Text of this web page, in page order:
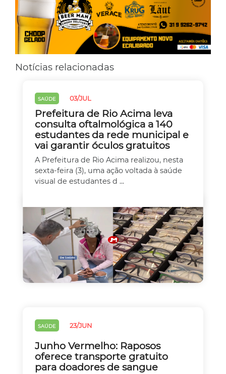
Notícias relacionadas
SAÚDE 03/JUL
Prefeitura de Rio Acima leva
consulta oftalmológica a 140
estudantes da rede municipal e
vai garantir óculos gratuitos
A Prefeitura de Rio Acima realizou, nesta
sexta-feira (3), uma ação voltada à saúde
visual de estudantes d ...
SAÚDE 23/JUN
Junho Vermelho: Raposos
oferece transporte gratuito
para doadores de sangue